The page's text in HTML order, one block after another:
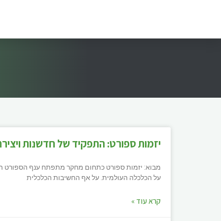
יזמות ספורט: התפקיד של חדשנות
מבוא: יזמות ספורט כתחום מחקר מתפתח ענף הספורט
על הכלכלה העולמית. על אף החשיבות הכלכלית
קרא עוד »